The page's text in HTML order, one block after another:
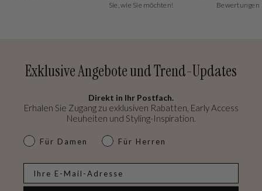
Sie, wie Sie möchten!
Bewertungen
Exklusive Angebote und Trend-Updates
Direkt in Ihr Postfach.
Erhalen Sie Zugang zu exklusiven Rabatten, Early Access
Neuheiten und Styling-Inspiration.
dames & heren
Für Damen Für Herren